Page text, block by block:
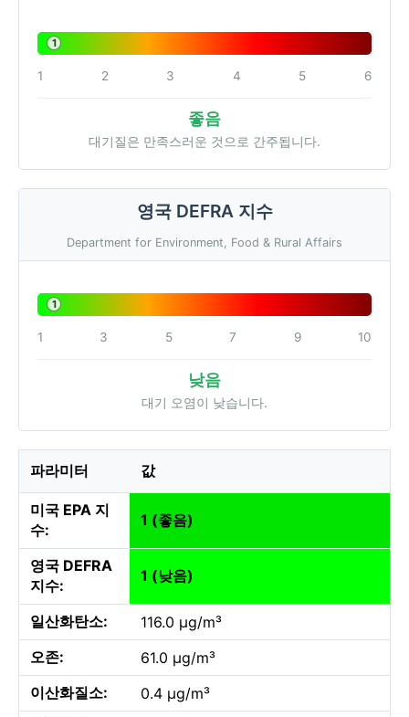
1
1 2 3 4 5 6
좋음
대기질은 만족스러운 것으로 간주됩니다.
영국 DEFRA 지수
Department for Environment, Food & Rural Affairs
1
1 3 5 7 9 10
낮음
대기 오염이 낮습니다.
파라미터 값
미국 EPA 지
수:
1 (좋음)
영국 DEFRA
지수:
1 (낮음)
일산화탄소:
116.0 µg/m³
오존:
61.0 µg/m³
이산화질소:
0.4 µg/m³